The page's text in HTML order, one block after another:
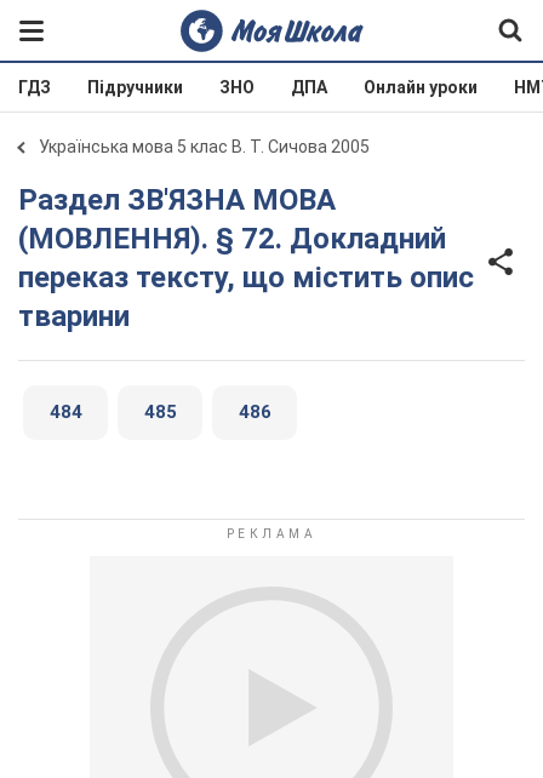
ГДЗ Підручники ЗНО ДПА Онлайн уроки
Українська мова 5 клас В. Т. Сичова 2005
Раздел ЗВ'ЯЗНА МОВА
(МОВЛЕННЯ). § 72. Докладний
переказ тексту, що містить опис
тварини
484 485 486